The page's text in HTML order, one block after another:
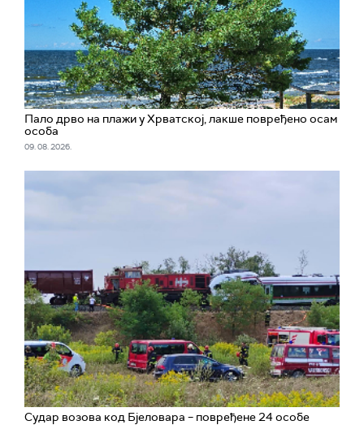
Пало дрво на плажи у Хрватској, лакше повређено осам
особа
09. 08. 2026.
Судар возова код Бјеловара – повређене 24 особе